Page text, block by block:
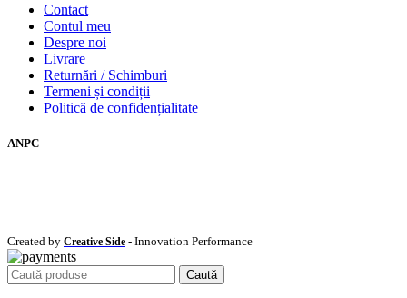
Contact
Contul meu
Despre noi
Livrare
Returnări / Schimburi
Termeni și condiții
Politică de confidențialitate
ANPC
Created by Creative Side - Innovation Performance
Caută